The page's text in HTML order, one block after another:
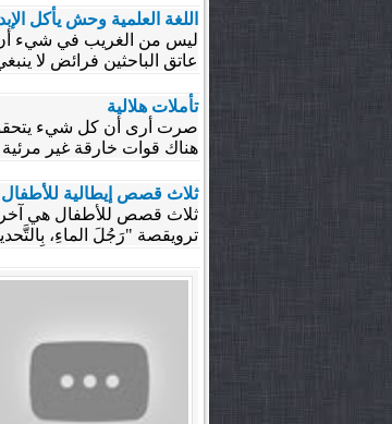
اللغة العلمية وحش يأكل
ليس من الغريب في شيء أن
عاتق الباحثين فرائض لا
تأملات هلالية
صرت أرى أن كل شيء يتحقق
هناك قوات خارقة غير
ثلاث قصص إيطالية للأطفال
ثلاث قصص للأطفال هي آخر
ترويقصة "رَجُلَ الماءِ،